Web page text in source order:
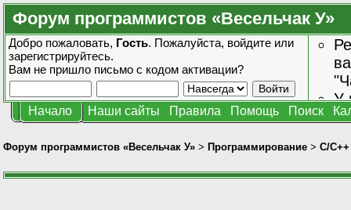
Форум программистов «Весельчак У»
Добро пожаловать, Гость. Пожалуйста, войдите или
зарегистрируйтесь.
Вам не пришло письмо с кодом активации?
У
Начало Наши сайты Правила Помощь Поиск
Форум программистов «Весельчак У» > Программирование > C/C++